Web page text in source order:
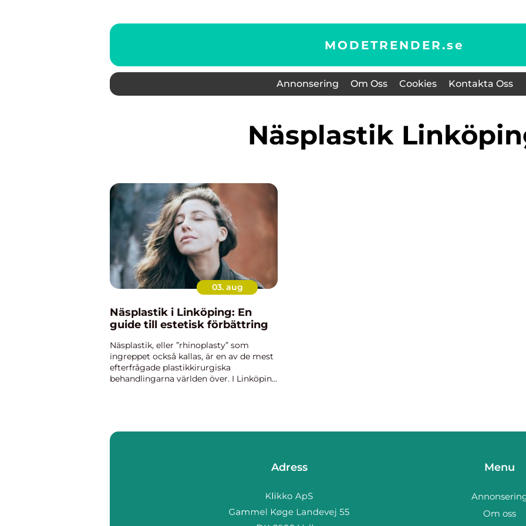
MODETRENDER.se
Annonsering Om Oss Cookies Kontakta Oss
näsplastik
03. aug
Näsplastik i Linköping: En
guide till estetisk förbättring
Näsplastik, eller ”rhinoplasty” som
ingreppet också kallas, är en av de mest
efterfrågade plastikkirurgiska
behandlingarna världen över. I Linköping
Adress Menu
Om oss